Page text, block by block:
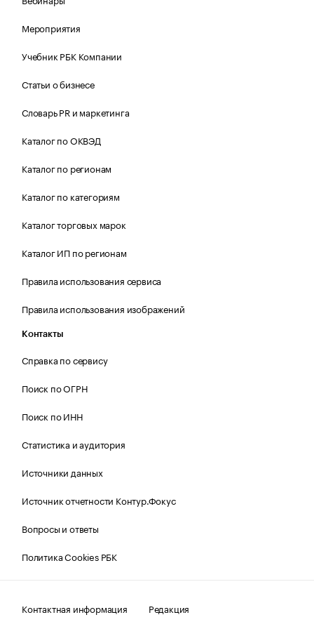
Мероприятия
Учебник РБК Компании
Статьи о бизнесе
Словарь PR и маркетинга
Каталог по ОКВЭД
Каталог по регионам
Каталог по категориям
Каталог торговых марок
Каталог ИП по регионам
Правила использования сервиса
Правила использования изображений
Контакты
Справка по сервису
Поиск по ОГРН
Поиск по ИНН
Статистика и аудитория
Источники данных
Источник отчетности Контур.Фокус
Вопросы и ответы
Политика Cookies РБК
Контактная информация Редакция